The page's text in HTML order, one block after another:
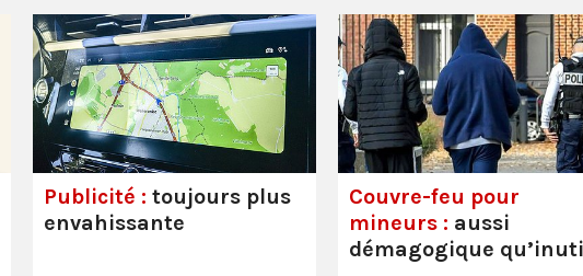
Publicité : toujours plus
envahissante
Couvre-feu pour
mineurs : aussi
démagogique